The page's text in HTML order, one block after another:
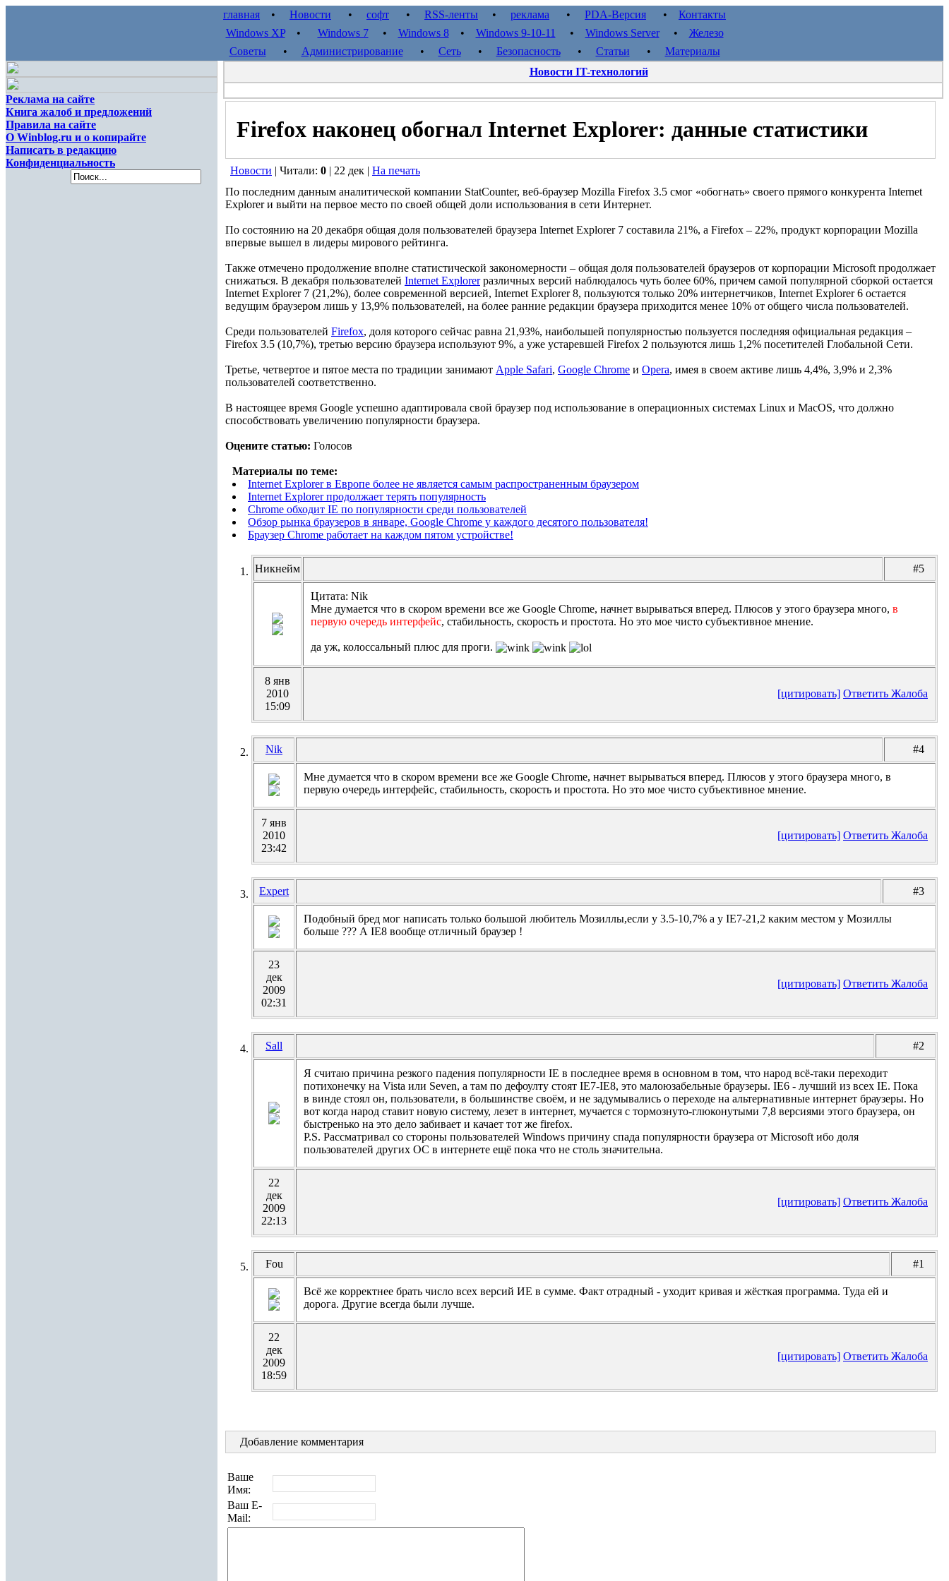
главная • Новости • софт • RSS-ленты • реклама • PDA-Версия • Контакты
Windows XP• Windows 7• Windows 8• Windows 9-10-11 • Windows Server• Железо
Советы • Администрирование• Сеть• Безопасность• Статьи • Материалы
Реклама на сайте
Книга жалоб и предложений
Правила на сайте
О Winblog.ru и о копирайте
Написать в редакцию
Конфиденциальность
Новости IT-технологий
Firefox наконец обогнал Internet Explorer: данные статистики
Новости | Читали: 0 | 22 дек | На печать
По последним данным аналитической компании StatCounter, веб-браузер Mozilla Firefox 3.5 смог «обогнать» своего прямого конкурента Internet
Explorer и выйти на первое место по своей общей доли использования в сети Интернет.
По состоянию на 20 декабря общая доля пользователей браузера Internet Explorer 7 составила 21%, а Firefox – 22%, продукт корпорации Mozilla
впервые вышел в лидеры мирового рейтинга.
Также отмечено продолжение вполне статистической закономерности – общая доля пользователей браузеров от корпорации Microsoft продолжает
снижаться. В декабря пользователей Internet Explorerразличных версий наблюдалось чуть более 60%, причем самой популярной сборкой остается
Internet Explorer 7 (21,2%), более современной версией, Internet Explorer 8, пользуются только 20% интернетчиков, Internet Explorer 6 остается
ведущим браузером лишь у 13,9% пользователей, на более ранние редакции браузера приходится менее 10% от общего числа пользователей.
Среди пользователей Firefox, доля которого сейчас равна 21,93%, наибольшей популярностью пользуется последняя официальная редакция –
Firefox 3.5 (10,7%), третью версию браузера используют 9%, а уже устаревшей Firefox 2 пользуются лишь 1,2% посетителей Глобальной Сети.
Третье, четвертое и пятое места по традиции занимают Apple Safari, Google Chrome и Opera, имея в своем активе лишь 4,4%, 3,9% и 2,3%
пользователей соответственно.
В настоящее время Google успешно адаптировала свой браузер под использование в операционных системах Linux и MacOS, что должно
способствовать увеличению популярности браузера.
Оцените статью: Голосов
Материалы по теме:
Internet Explorer в Европе более не является самым распространенным браузером
Internet Explorer продолжает терять популярность
Chrome обходит IE по популярности среди пользователей
Обзор рынка браузеров в январе, Google Chrome у каждого десятого пользователя!
Браузер Chrome работает на каждом пятом устройстве!
Никнейм #5
Цитата: Nik
Мне думается что в скором времени все же Google Chrome, начнет вырываться вперед. Плюсов у этого браузера много, в
первую очередь интерфейс, стабильность, скорость и простота. Но это мое чисто субъективное мнение.
да уж, колоссальный плюс для проги.
8 янв
2010
15:09
[цитировать] Ответить Жалоба
Nik #4
Мне думается что в скором времени все же Google Chrome, начнет вырываться вперед. Плюсов у этого браузера много, в
первую очередь интерфейс, стабильность, скорость и простота. Но это мое чисто субъективное мнение.
7 янв
2010
23:42
[цитировать] Ответить Жалоба
Expert #3
Подобный бред мог написать только большой любитель Мозиллы,если у 3.5-10,7% а у IE7-21,2 каким местом у Мозиллы
больше ??? А IE8 вообще отличный браузер !
23
дек
2009
02:31
[цитировать] Ответить Жалоба
Sall #2
Я считаю причина резкого падения популярности IE в последнее время в основном в том, что народ всё-таки переходит
потихонечку на Vista или Seven, а там по дефоулту стоят IE7-IE8, это малоюзабельные браузеры. IE6 - лучший из всех IE. Пока
в винде стоял он, пользователи, в большинстве своём, и не задумывались о переходе на альтернативные интернет браузеры. Но
вот когда народ ставит новую систему, лезет в интернет, мучается с тормознуто-глюконутыми 7,8 версиями этого браузера, он
быстренько на это дело забивает и качает тот же firefox.
P.S. Рассматривал со стороны пользователей Windows причину спада популярности браузера от Microsoft ибо доля
пользователей других ОС в интернете ещё пока что не столь значительна.
22
дек
2009
22:13
[цитировать] Ответить Жалоба
Fou #1
Всё же корректнее брать число всех версий ИЕ в сумме. Факт отрадный - уходит кривая и жёсткая программа. Туда ей и
дорога. Другие всегда были лучше.
22
дек
2009
18:59
[цитировать] Ответить Жалоба
Добавление комментария
Ваше
Имя:
Ваш E-
Mail: